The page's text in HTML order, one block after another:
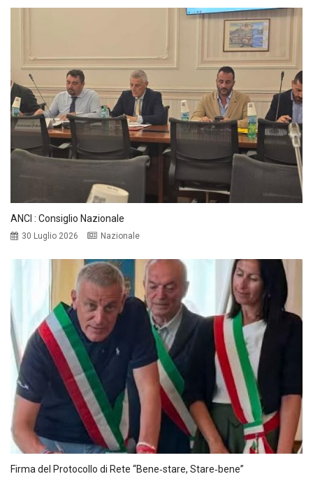
ANCI : Consiglio Nazionale
30 Luglio 2026 Nazionale
Firma del Protocollo di Rete “Bene‑stare, Stare‑bene”